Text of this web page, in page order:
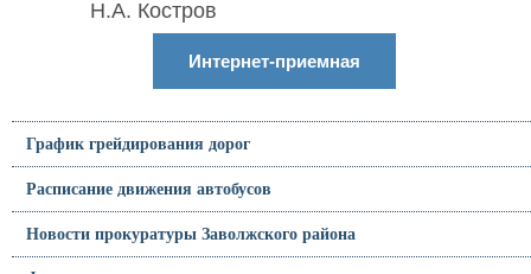
Н.А. Костров
Интернет-приемная
График грейдирования дорог
Расписание движения автобусов
Новости прокуратуры Заволжского района